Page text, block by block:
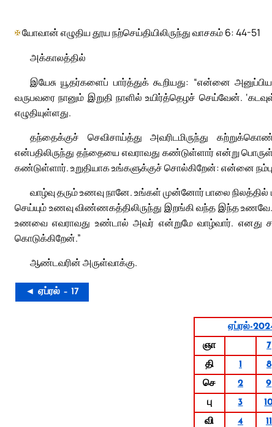
✠யோவான் எழுதிய தூய நற்செய்தியிலிருந்து வாசகம் 6: 44-51
அக்காலத்தில்
இயேசு யூதர்களைப் பார்த்துக் கூறியது: “என்னை
வருபவரை நானும் இறுதி நாளில் உயிர்த்தெழச் செய்வேன்.
எழுதியுள்ளது.
தந்தைக்குச் செவிசாய்த்து அவரிடமிருந்து
என்பதிலிருந்து தந்தையை எவராவது கண்டுள்ளார் என்று
கண்டுள்ளார். உறுதியாக உங்களுக்குச் சொல்கிறேன்: என்னை
வாழ்வு தரும் உணவு நானே. உங்கள் முன்னோர் பாலை
செய்யும் உணவு விண்ணகத்திலிருந்து இறங்கி வந்த இந்த
உணவை எவராவது உண்டால் அவர் என்றுமே வாழ்வார்.
கொடுக்கிறேன்.”
ஆண்டவரின் அருள்வாக்கு.
◄ ஏப்ரல் – 17
ஏப்ரல்-
ஞா
7
தி
1 8
செ
2 9
பு
3
வி
4 11